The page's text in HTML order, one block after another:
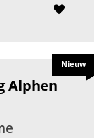
Alphen
Nieuw